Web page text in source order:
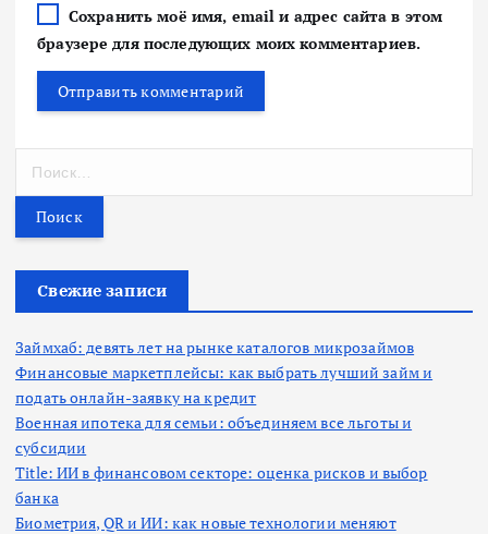
Сохранить моё имя, email и адрес сайта в этом
браузере для последующих моих комментариев.
т
Свежие записи
Займхаб: девять лет на рынке каталогов микрозаймов
Финансовые маркетплейсы: как выбрать лучший займ и
подать онлайн-заявку на кредит
Военная ипотека для семьи: объединяем все льготы и
субсидии
Title: ИИ в финансовом секторе: оценка рисков и выбор
банка
Биометрия, QR и ИИ: как новые технологии меняют